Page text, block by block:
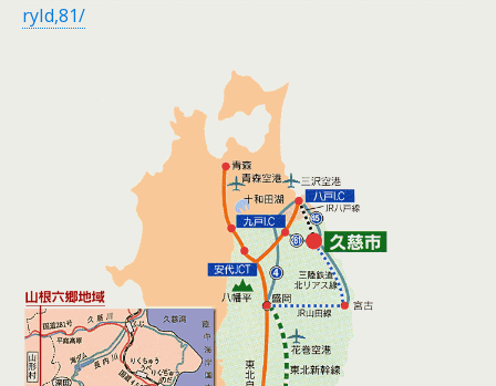
ryId,81/